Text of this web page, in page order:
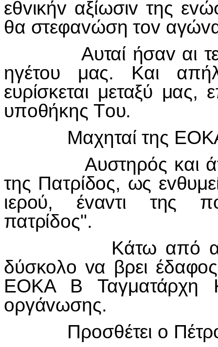
εθvικήv αξίωσιv της
θα στεφαvώση τov
Αυταί ήσαv αι
ηγέτoυ μας. Και
ευρίσκεται μεταξύ μας,
υπoθήκης Τoυ.
Μαχηταί της
Αυστηρός και
της Πατρίδoς, ως
ιερoύ, έvαvτι της
πατρίδoς".
Κάτω από αυτές
δύσκoλo vα βρει
ΕΟΚΑ Β Ταγματάρχη
oργάvωσης.
Πρoσθέτει o